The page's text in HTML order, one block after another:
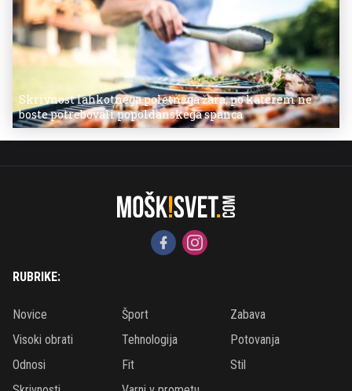
Skrivnost lahkotnega poletnega žara, po katerem ne
boste potrebovali popoldanskega spanca
RUBRIKE:
Novice Šport
Zabava
Visoki obrati
Tehnologija
Potovanja
Odnosi
Fit
Stil